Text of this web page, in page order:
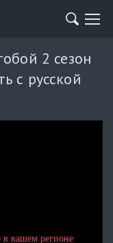
2 сезон
с русской